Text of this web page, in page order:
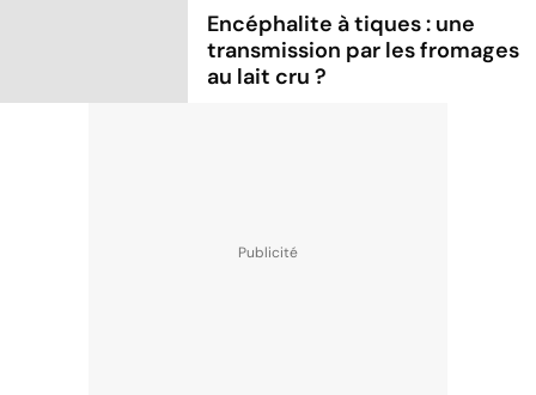
Encéphalite à tiques : une
transmission par les fromages
au lait cru ?